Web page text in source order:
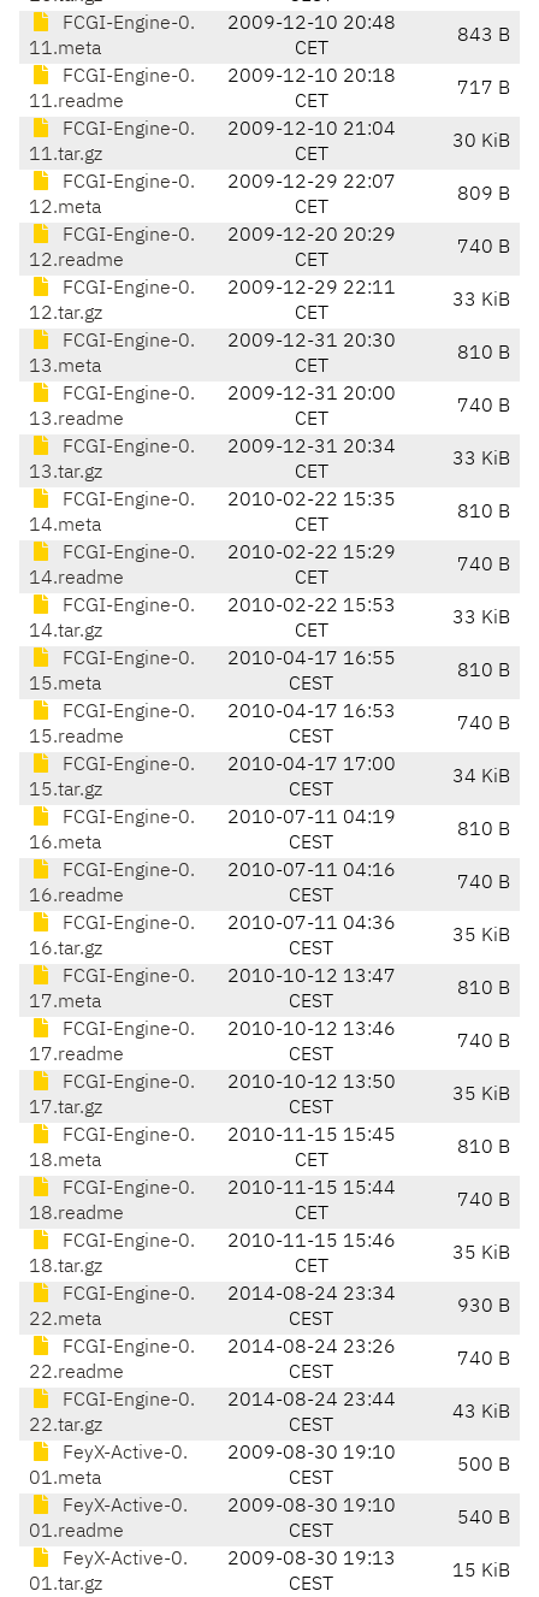
FCGI-Engine-0.
11.meta
2009-12-10 20:48
CET
843 B
FCGI-Engine-0.
11.readme
2009-12-10 20:18
CET
717 B
FCGI-Engine-0.
11.tar.gz
2009-12-10 21:04
CET
30 KiB
FCGI-Engine-0.
12.meta
2009-12-29 22:07
CET
809 B
FCGI-Engine-0.
12.readme
2009-12-20 20:29
CET
740 B
FCGI-Engine-0.
12.tar.gz
2009-12-29 22:11
CET
33 KiB
FCGI-Engine-0.
13.meta
2009-12-31 20:30
CET
810 B
FCGI-Engine-0.
13.readme
2009-12-31 20:00
CET
740 B
FCGI-Engine-0.
13.tar.gz
2009-12-31 20:34
CET
33 KiB
FCGI-Engine-0.
14.meta
2010-02-22 15:35
CET
810 B
FCGI-Engine-0.
14.readme
2010-02-22 15:29
CET
740 B
FCGI-Engine-0.
14.tar.gz
2010-02-22 15:53
CET
33 KiB
FCGI-Engine-0.
15.meta
2010-04-17 16:55
CEST
810 B
FCGI-Engine-0.
15.readme
2010-04-17 16:53
CEST
740 B
FCGI-Engine-0.
15.tar.gz
2010-04-17 17:00
CEST
34 KiB
FCGI-Engine-0.
16.meta
2010-07-11 04:19
CEST
810 B
FCGI-Engine-0.
16.readme
2010-07-11 04:16
CEST
740 B
FCGI-Engine-0.
16.tar.gz
2010-07-11 04:36
CEST
35 KiB
FCGI-Engine-0.
17.meta
2010-10-12 13:47
CEST
810 B
FCGI-Engine-0.
17.readme
2010-10-12 13:46
CEST
740 B
FCGI-Engine-0.
17.tar.gz
2010-10-12 13:50
CEST
35 KiB
FCGI-Engine-0.
18.meta
2010-11-15 15:45
CET
810 B
FCGI-Engine-0.
18.readme
2010-11-15 15:44
CET
740 B
FCGI-Engine-0.
18.tar.gz
2010-11-15 15:46
CET
35 KiB
FCGI-Engine-0.
22.meta
2014-08-24 23:34
CEST
930 B
FCGI-Engine-0.
22.readme
2014-08-24 23:26
CEST
740 B
FCGI-Engine-0.
22.tar.gz
2014-08-24 23:44
CEST
43 KiB
FeyX-Active-0.
01.meta
2009-08-30 19:10
CEST
500 B
FeyX-Active-0.
01.readme
2009-08-30 19:10
CEST
540 B
FeyX-Active-0.
01.tar.gz
2009-08-30 19:13
CEST
15 KiB